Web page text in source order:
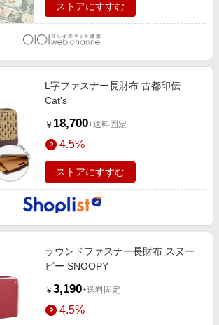
ストアにすすむ
L字ファスナー長財布 古都印伝
Cat's
￥ 18,700+送料固定
4.5%
ストアにすすむ
ラウンドファスナー長財布 スヌー
ピー SNOOPY
￥ 3,190+送料固定
4.5%